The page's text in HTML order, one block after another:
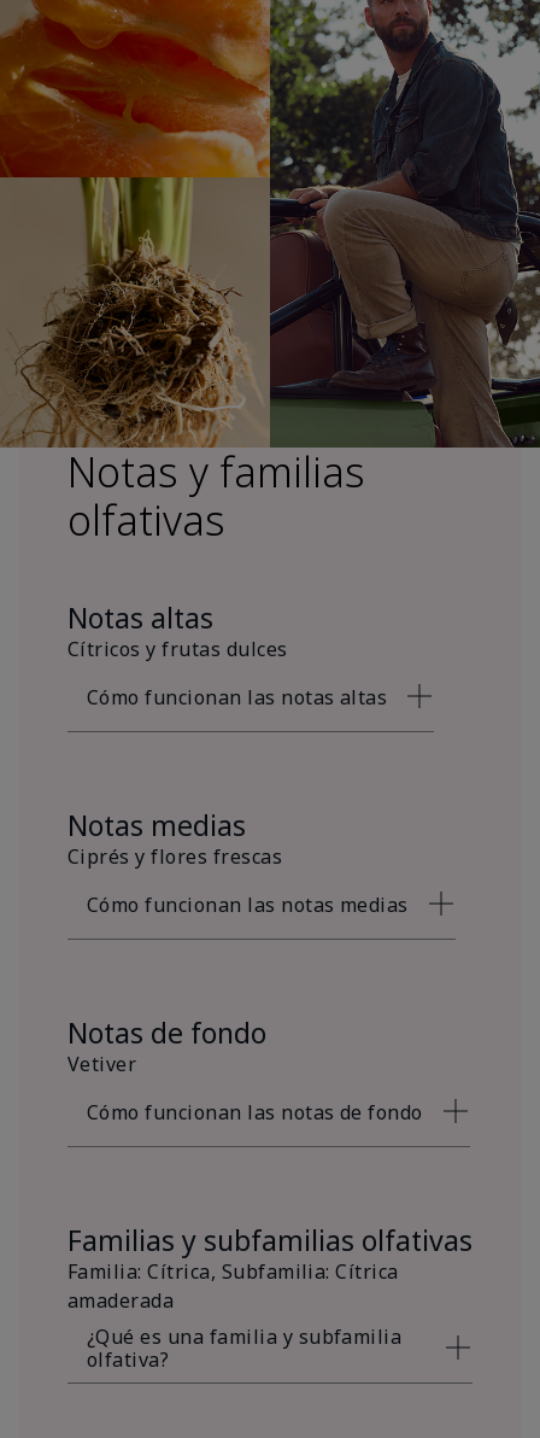
Notas y familias
olfativas
Notas altas
Cítricos y frutas dulces
Cómo funcionan las notas altas
Notas medias
Ciprés y flores frescas
Cómo funcionan las notas medias
Notas de fondo
Vetiver
Cómo funcionan las notas de fondo
Familias y subfamilias olfativas
Familia: Cítrica, Subfamilia: Cítrica
amaderada
¿Qué es una familia y subfamilia
olfativa?